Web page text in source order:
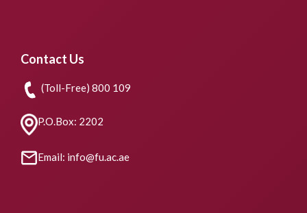
Contact Us
(Toll-Free) 800 109
P.O.Box: 2202
Email: info@fu.ac.ae